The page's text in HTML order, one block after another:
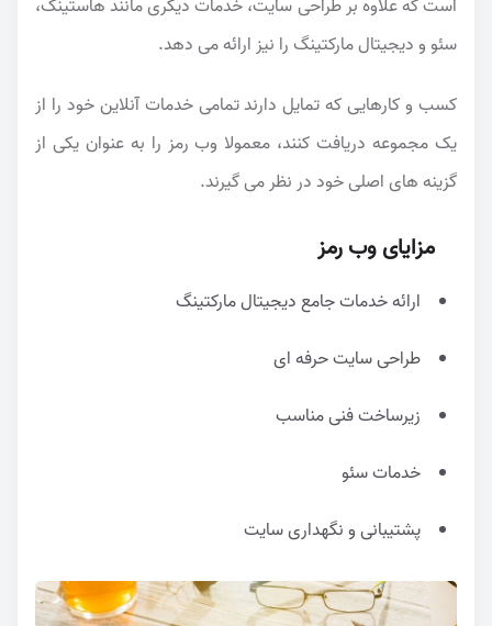
است که علاوه بر طراحی سایت، خدمات دیگری مانند هاستینگ،
سئو و دیجیتال مارکتینگ را نیز ارائه می دهد.
کسب و کارهایی که تمایل دارند تمامی خدمات آنلاین خود را از
یک مجموعه دریافت کنند، معمولا وب رمز را به عنوان یکی از
گزینه های اصلی خود در نظر می گیرند.
مزایای وب رمز
ارائه خدمات جامع دیجیتال مارکتینگ
طراحی سایت حرفه ای
زیرساخت فنی مناسب
خدمات سئو
پشتیبانی و نگهداری سایت